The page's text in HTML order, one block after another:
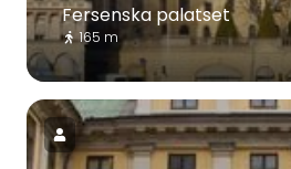
Fersenska palatset
165 m